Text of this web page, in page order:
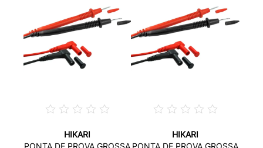
HIKARI
PONTA DE PROVA GROSSA
HIKARI
PONTA DE PROVA GROSSA